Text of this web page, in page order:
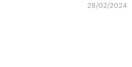
28/02/2024